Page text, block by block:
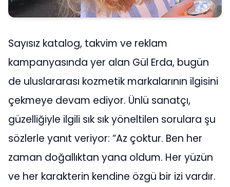
Sayısız katalog, takvim ve reklam
kampanyasında yer alan Gül Erda, bugün
de uluslararası kozmetik markalarının ilgisini
çekmeye devam ediyor. Ünlü sanatçı,
güzelliğiyle ilgili sık sık yöneltilen sorulara şu
sözlerle yanıt veriyor: “Az çoktur. Ben her
zaman doğallıktan yana oldum. Her yüzün
ve her karakterin kendine özgü bir izi vardır.